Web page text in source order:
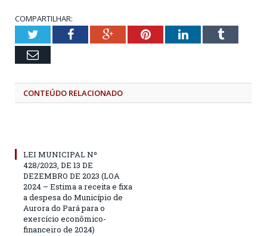
COMPARTILHAR:
TwitterFacebookGoogle+PinterestLinkedInTumblr
Email
CONTEÚDO RELACIONADO
LEI MUNICIPAL Nº
428/2023, DE 13 DE
DEZEMBRO DE 2023 (LOA
2024 – Estima a receita e fixa
a despesa do Município de
Aurora do Pará para o
exercício econômico-
financeiro de 2024)